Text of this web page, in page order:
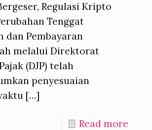
Regulasi Kripto
Tenggat
dan Pembayaran
melalui Direktorat
(DJP) telah
penyesuaian
[…]
Read more